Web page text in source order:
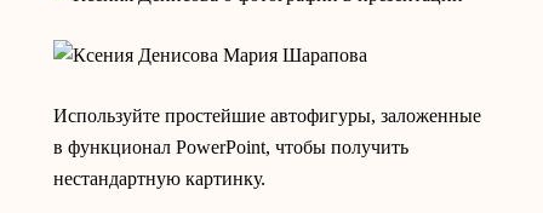
Используйте простейшие автофигуры, заложенные
в функционал PowerPoint, чтобы получить
нестандартную картинку.